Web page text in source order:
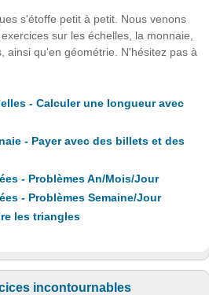
s'étoffe petit à petit. Nous venons
sur les échelles, la monnaie,
ainsi qu'en géométrie. N'hésitez pas à
- Calculer une longueur avec
- Payer avec des billets et des
- Problèmes An/Mois/Jour
- Problèmes Semaine/Jour
les triangles
incontournables